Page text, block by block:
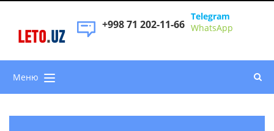
LETO.UZ
+998 71 202-11-66
Telegram
WhatsApp
Меню